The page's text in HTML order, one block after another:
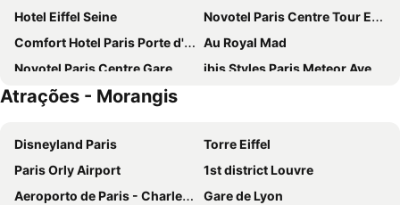
Hotel Eiffel Seine
Novotel Paris Centre Tour Eiffel
Comfort Hotel Paris Porte d'Ivry
Au Royal Mad
Novotel Paris Centre Gare Montparnasse
ibis Styles Paris Meteor Avenue d'Italie
Novotel Paris 14 Porte d'Orléans
Hôtel Marignan
Pullman Paris Tour Eiffel
Mercure Paris Centre Tour Eiffel
Eklo Paris Expo Porte de Versailles
ibis Styles Paris Bercy
Mercure Paris Alesia
Atrações - Morangis
Disneyland Paris
Torre Eiffel
Paris Orly Airport
1st district Louvre
Aeroporto de Paris - Charles de Gaulle
Gare de Lyon